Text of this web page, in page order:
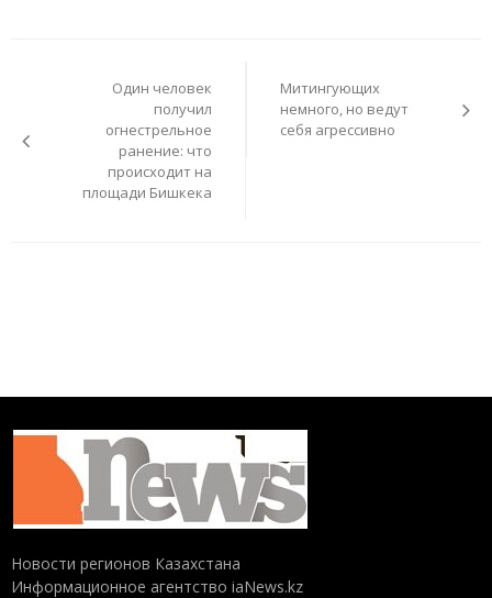
Один человек
получил
огнестрельное
ранение: что
происходит на
площади Бишкека
Митингующих
немного, но ведут
себя агрессивно
Новости регионов Казахстана
Информационное агентство iaNews.kz